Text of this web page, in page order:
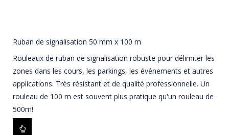
Ruban de signalisation 50 mm x 100 m
Rouleaux de ruban de signalisation robuste pour délimiter les
zones dans les cours, les parkings, les événements et autres
applications. Très résistant et de qualité professionnelle. Un
rouleau de 100 m est souvent plus pratique qu'un rouleau de
500m!